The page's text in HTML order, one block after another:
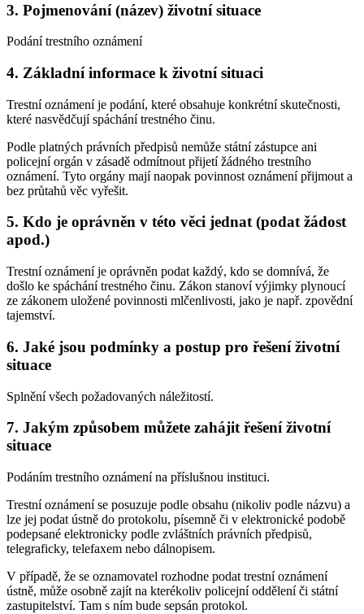
3. Pojmenování (název) životní situace
Podání trestního oznámení
4. Základní informace k životní situaci
Trestní oznámení je podání, které obsahuje konkrétní skutečnosti,
které nasvědčují spáchání trestného činu.
Podle platných právních předpisů nemůže státní zástupce ani
policejní orgán v zásadě odmítnout přijetí žádného trestního
oznámení. Tyto orgány mají naopak povinnost oznámení přijmout a
bez průtahů věc vyřešit.
5. Kdo je oprávněn v této věci jednat (podat žádost
apod.)
Trestní oznámení je oprávněn podat každý, kdo se domnívá, že
došlo ke spáchání trestného činu. Zákon stanoví výjimky plynoucí
ze zákonem uložené povinnosti mlčenlivosti, jako je např. zpovědní
tajemství.
6. Jaké jsou podmínky a postup pro řešení životní
situace
Splnění všech požadovaných náležitostí.
7. Jakým způsobem můžete zahájit řešení životní
situace
Podáním trestního oznámení na příslušnou instituci.
Trestní oznámení se posuzuje podle obsahu (nikoliv podle názvu) a
lze jej podat ústně do protokolu, písemně či v elektronické podobě
podepsané elektronicky podle zvláštních právních předpisů,
telegraficky, telefaxem nebo dálnopisem.
V případě, že se oznamovatel rozhodne podat trestní oznámení
ústně, může osobně zajít na kterékoliv policejní oddělení či státní
zastupitelství. Tam s ním bude sepsán protokol.